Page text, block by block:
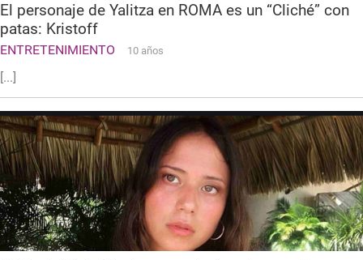
El personaje de Yalitza en ROMA es un “Cliché” con
patas: Kristoff
ENTRETENIMIENTO 10 años
[...]